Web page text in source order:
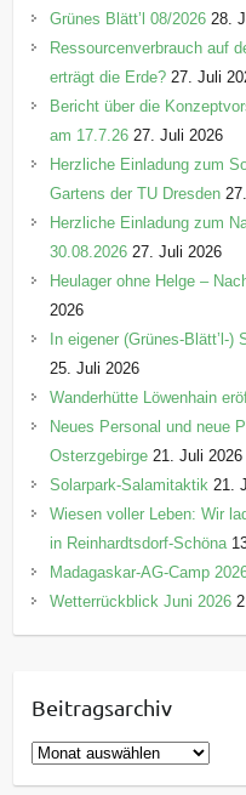
e
n
Grünes Blätt’l 08/2026 28.
Ressourcenverbrauch auf
erträgt die Erde? 27. Juli
Bericht über die
am 17.7.26 27. Juli 2026
Herzliche Einladung zum
Gartens der TU Dresden
Herzliche Einladung zum
30.08.2026 27. Juli 2026
Heulager ohne Helge –
2026
In eigener (Grünes-Blätt’l-
25. Juli 2026
Wanderhütte Löwenhain
Neues Personal und neue
Osterzgebirge 21. Juli 2026
Solarpark-Salamitaktik 21.
Wiesen voller Leben: Wir
in Reinhardtsdorf-Schöna
Madagaskar-AG-Camp
Wetterrückblick Juni 2026
Beitragsarchiv
B
e